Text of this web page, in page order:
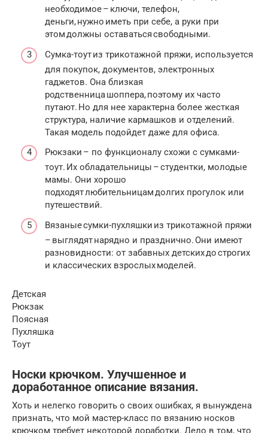
необходимое – ключи, телефон,
деньги, нужно иметь при себе, а руки при
этом должны оставаться свободными.
Сумка-тоут из трикотажной пряжи, используется
для покупок, документов, электронных
гаджетов. Она близкая
родственница шоппера, поэтому их часто
путают. Но для нее характерна более жесткая
структура, наличие кармашков и отделений.
Такая модель подойдет даже для офиса.
Рюкзаки – по функционалу схожи с сумками-
тоут. Их обладательницы – студентки, молодые
мамы. Они хорошо
подходят любительницам долгих прогулок или
путешествий.
Вязаные сумки-пухляшки из трикотажной пряжи
– выглядят нарядно и празднично. Они имеют
разновидности: от забавных детских до строгих
и классических взрослых моделей.
Детская
Рюкзак
Поясная
Пухляшка
Тоут
Носки крючком. Улучшенное и
доработанное описание вязания.
Хоть и нелегко говорить о своих ошибках, я вынуждена
признать, что мой мастер-класс по вязанию носков
крючком требует некоторой доработки. Дело в том, что